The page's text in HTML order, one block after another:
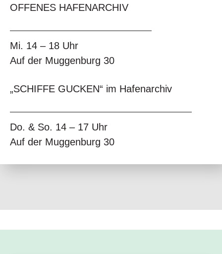
OFFENES HAFENARCHIV
Mi. 14 – 18 Uhr
Auf der Muggenburg 30
„SCHIFFE GUCKEN“ im Hafenarchiv
Do. & So. 14 – 17 Uhr
Auf der Muggenburg 30